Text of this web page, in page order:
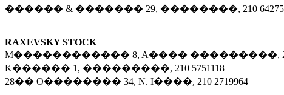
������ & ������� 29, ��������, 210
RAXEVSKY STOCK
M������������ 8, A���� ���������, 210
K������ 1, ���������, 210 5751118
28�� O�������� 34, N. I����, 210 2719964